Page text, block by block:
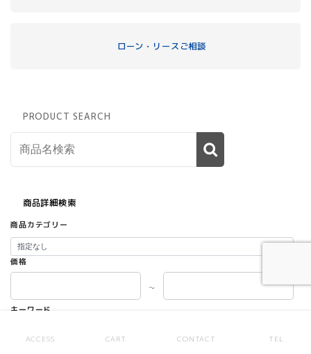
ローン・リースご相談
PRODUCT SEARCH
商品詳細検索
商品カテゴリー
価格
～
キーワード
ACCESS CART CONTACT TEL